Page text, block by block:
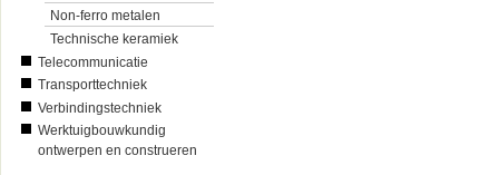
Non-ferro metalen
Technische keramiek
Telecommunicatie
Transporttechniek
Verbindingstechniek
Werktuigbouwkundig
ontwerpen en construeren